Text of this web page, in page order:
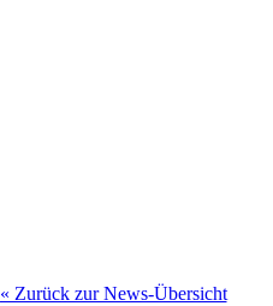
« Zurück zur News-Übersicht